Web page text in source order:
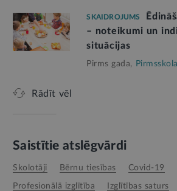
SKAIDROJUMS
– noteikumi un
situācijas
Pirms gada, Pirmsskola
Rādīt vēl
Saistītie atslēgvārdi
skolotāji bērnu tiesības Covid-19
profesionālā izglītība izglītības saturs